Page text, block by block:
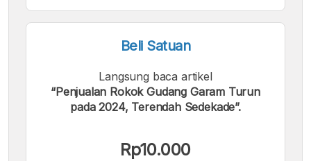
Beli Satuan
Langsung baca artikel
“Penjualan Rokok Gudang Garam Turun
pada 2024, Terendah Sedekade”.
Rp10.000